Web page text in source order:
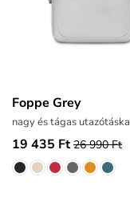
Foppe Grey
nagy és tágas utazótáska
19 435 Ft 26 990 Ft